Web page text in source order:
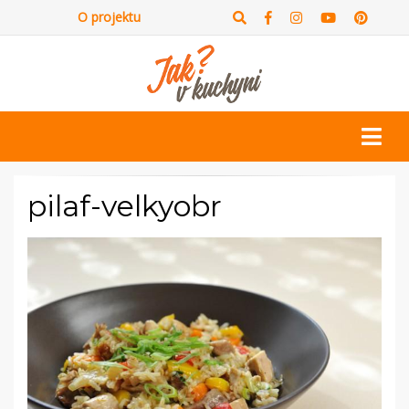
O projektu
pilaf-velkyobr